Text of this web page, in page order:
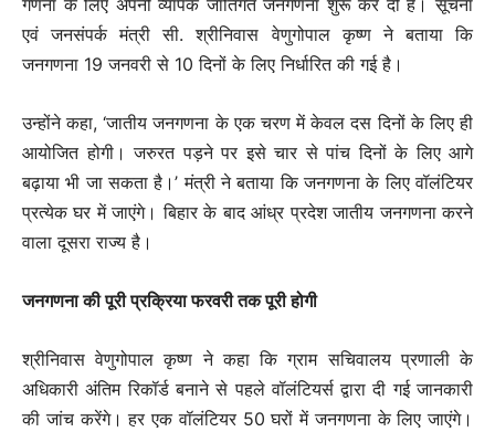
गणना के लिए अपनी व्यापक जातिगत जनगणना शुरू कर दी है। सूचना
एवं जनसंपर्क मंत्री सी. श्रीनिवास वेणुगोपाल कृष्ण ने बताया कि
जनगणना 19 जनवरी से 10 दिनों के लिए निर्धारित की गई है।
उन्होंने कहा, ‘जातीय जनगणना के एक चरण में केवल दस दिनों के लिए ही
आयोजित होगी। जरुरत पड़ने पर इसे चार से पांच दिनों के लिए आगे
बढ़ाया भी जा सकता है।’ मंत्री ने बताया कि जनगणना के लिए वॉलंटियर
प्रत्येक घर में जाएंगे। बिहार के बाद आंध्र प्रदेश जातीय जनगणना करने
वाला दूसरा राज्य है।
जनगणना की पूरी प्रक्रिया फरवरी तक पूरी होगी
श्रीनिवास वेणुगोपाल कृष्ण ने कहा कि ग्राम सचिवालय प्रणाली के
अधिकारी अंतिम रिकॉर्ड बनाने से पहले वॉलंटियर्स द्वारा दी गई जानकारी
की जांच करेंगे। हर एक वॉलंटियर 50 घरों में जनगणना के लिए जाएंगे।